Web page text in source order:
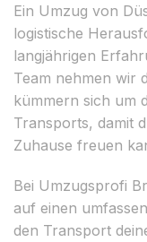
Ein Umzug von
logistische
langjährigen
Team nehmen wir
kümmern sich um
Transports, damit
Zuhause freuen
Bei Umzugsprofi
auf einen
den Transport